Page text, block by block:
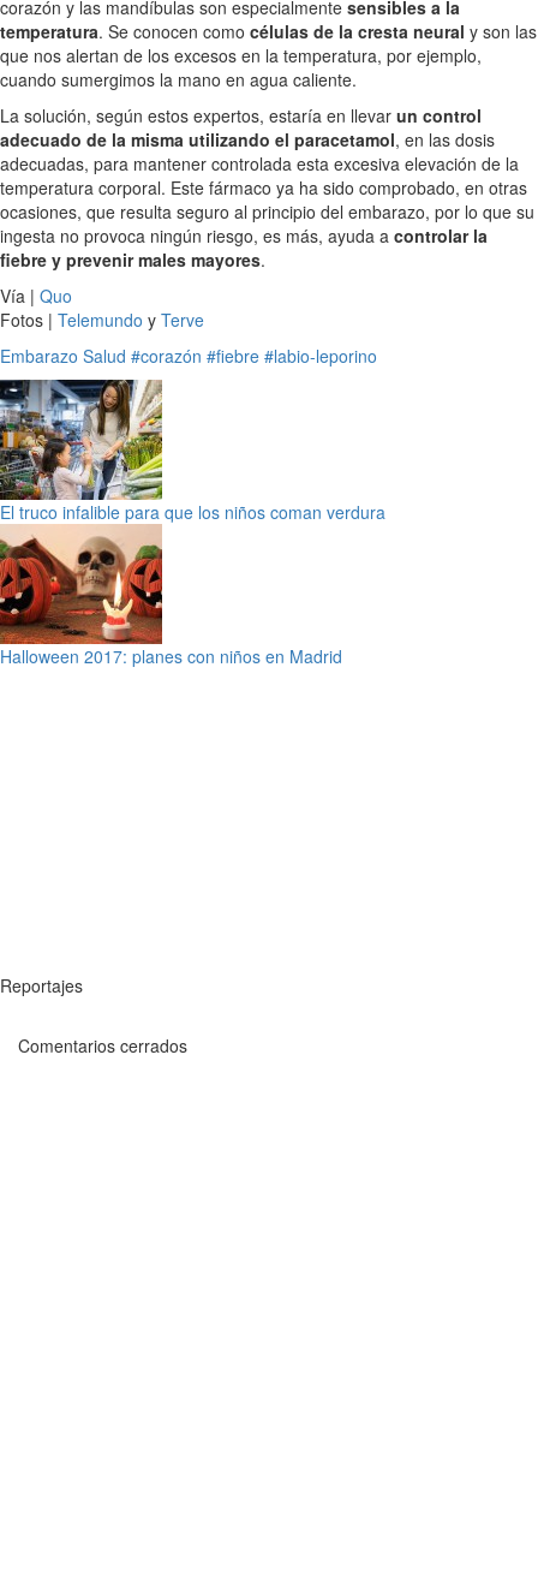
corazón y las mandíbulas son especialmente sensibles a la
temperatura. Se conocen como células de la cresta neural y son las
que nos alertan de los excesos en la temperatura, por ejemplo,
cuando sumergimos la mano en agua caliente.
La solución, según estos expertos, estaría en llevar un control
adecuado de la misma utilizando el paracetamol, en las dosis
adecuadas, para mantener controlada esta excesiva elevación de la
temperatura corporal. Este fármaco ya ha sido comprobado, en otras
ocasiones, que resulta seguro al principio del embarazo, por lo que su
ingesta no provoca ningún riesgo, es más, ayuda a controlar la
fiebre y prevenir males mayores.
Vía | Quo
Fotos | Telemundo y Terve
Embarazo Salud #corazón #fiebre #labio-leporino
El truco infalible para que los niños coman verdura
Halloween 2017: planes con niños en Madrid
Reportajes
Comentarios cerrados